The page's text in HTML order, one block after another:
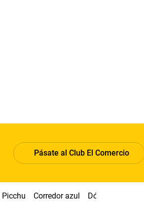
Pásate al Club El Comercio
Corredor azul Dólar